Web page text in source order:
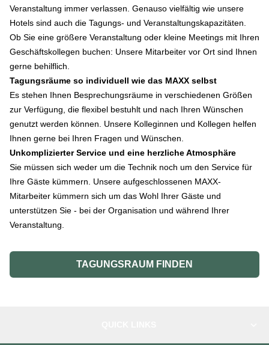
Veranstaltung immer verlassen. Genauso vielfältig wie unsere
Hotels sind auch die Tagungs- und Veranstaltungskapazitäten.
Ob Sie eine größere Veranstaltung oder kleine Meetings mit Ihren
Geschäftskollegen buchen: Unsere Mitarbeiter vor Ort sind Ihnen
gerne behilflich.
Tagungsräume so individuell wie das MAXX selbst
Es stehen Ihnen Besprechungsräume in verschiedenen Größen
zur Verfügung, die flexibel bestuhlt und nach Ihren Wünschen
genutzt werden können. Unsere Kolleginnen und Kollegen helfen
Ihnen gerne bei Ihren Fragen und Wünschen.
Unkomplizierter Service und eine herzliche Atmosphäre
Sie müssen sich weder um die Technik noch um den Service für
Ihre Gäste kümmern. Unsere aufgeschlossenen MAXX-
Mitarbeiter kümmern sich um das Wohl Ihrer Gäste und
unterstützen Sie - bei der Organisation und während Ihrer
Veranstaltung.
TAGUNGSRAUM FINDEN